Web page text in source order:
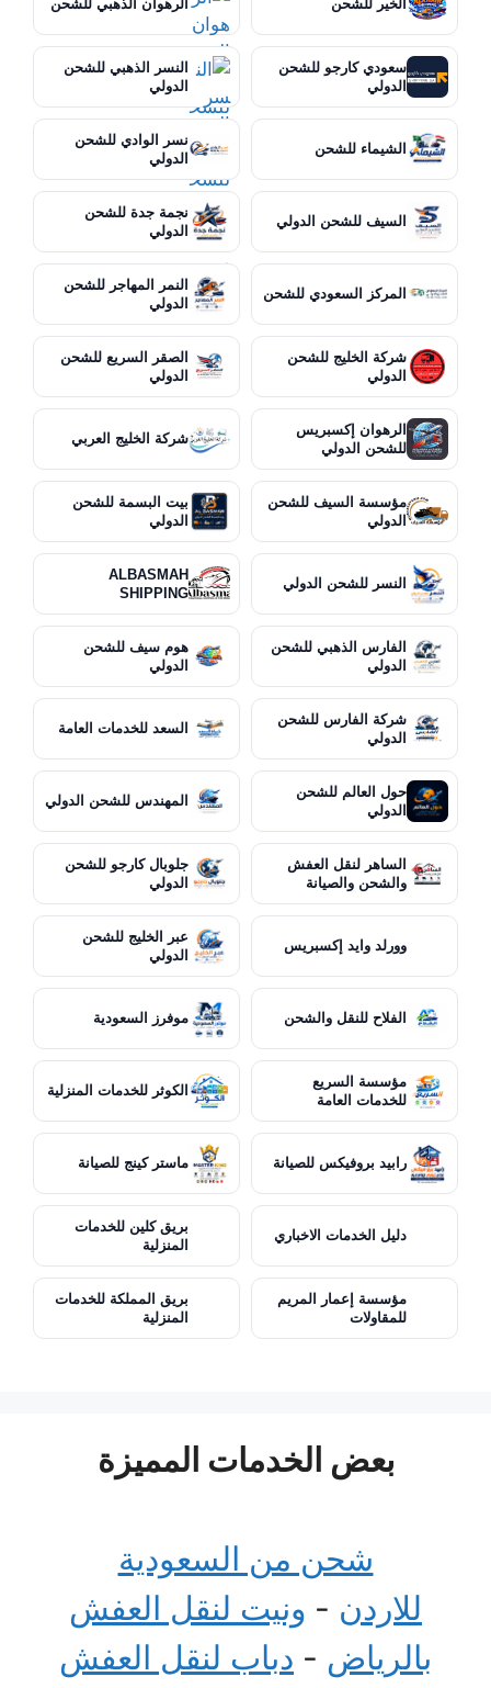
الخير للشحن الرهوان الذهبي للشحن
سعودي كارجو للشحن
الدولي
النسر الذهبي للشحن
الدولي
الشيماء للشحن
نسر الوادي للشحن
الدولي
السيف للشحن الدولي
نجمة جدة للشحن
الدولي
المركز السعودي للشحن
النمر المهاجر للشحن
الدولي
شركة الخليج للشحن
الدولي
الصقر السريع للشحن
الدولي
الرهوان إكسبريس
للشحن الدولي
شركة الخليج العربي
مؤسسة السيف للشحن
الدولي
بيت البسمة للشحن
الدولي
النسر للشحن الدولي
ALBASMAH
SHIPPING
الفارس الذهبي للشحن
الدولي
هوم سيف للشحن
الدولي
شركة الفارس للشحن
الدولي
السعد للخدمات العامة
حول العالم للشحن
الدولي
المهندس للشحن الدولي
الساهر لنقل العفش
والشحن والصيانة
جلوبال كارجو للشحن
الدولي
وورلد وايد إكسبريس
عبر الخليج للشحن
الدولي
الفلاح للنقل والشحن موفرز السعودية
مؤسسة السريع
للخدمات العامة
الكوثر للخدمات المنزلية
رابيد بروفيكس للصيانة ماستر كينج للصيانة
دليل الخدمات الاخباري
بريق كلين للخدمات
المنزلية
مؤسسة إعمار المريم
للمقاولات
بريق المملكة للخدمات
المنزلية
بعض الخدمات المميزة
شحن من السعودية
للاردن - ونيت لنقل العفش
بالرياض - دباب لنقل العفش